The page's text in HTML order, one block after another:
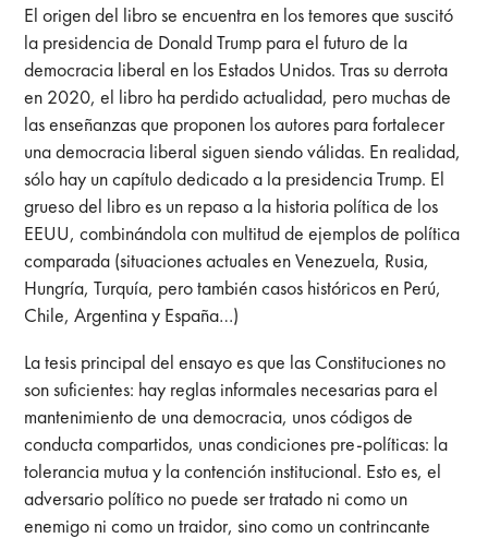
El origen del libro se encuentra en los temores que suscitó
la presidencia de Donald Trump para el futuro de la
democracia liberal en los Estados Unidos. Tras su derrota
en 2020, el libro ha perdido actualidad, pero muchas de
las enseñanzas que proponen los autores para fortalecer
una democracia liberal siguen siendo válidas. En realidad,
sólo hay un capítulo dedicado a la presidencia Trump. El
grueso del libro es un repaso a la historia política de los
EEUU, combinándola con multitud de ejemplos de política
comparada (situaciones actuales en Venezuela, Rusia,
Hungría, Turquía, pero también casos históricos en Perú,
Chile, Argentina y España…)
La tesis principal del ensayo es que las Constituciones no
son suficientes: hay reglas informales necesarias para el
mantenimiento de una democracia, unos códigos de
conducta compartidos, unas condiciones pre-políticas: la
tolerancia mutua y la contención institucional. Esto es, el
adversario político no puede ser tratado ni como un
enemigo ni como un traidor, sino como un contrincante